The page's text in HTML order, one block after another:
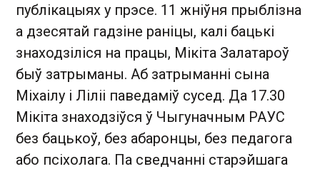
публікацыях у прэсе. 11 жніўня прыблізна
а дзесятай гадзіне раніцы, калі бацькі
знаходзіліся на працы, Мікіта Залатароў
быў затрыманы. Аб затрыманні сына
Міхаілу і Ліліі паведаміў сусед. Да 17.30
Мікіта знаходзіўся ў Чыгуначным РАУС
без бацькоў, без абаронцы, без педагога
або псіхолага. Па сведчанні старэйшага